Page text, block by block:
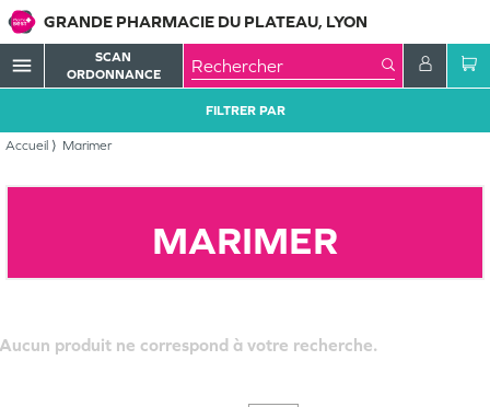
GRANDE PHARMACIE DU PLATEAU, LYON
menu
SCAN
ORDONNANCE
Accueil Marimer
FILTRER PAR
MARIMER
Aucun produit ne correspond à votre recherche.